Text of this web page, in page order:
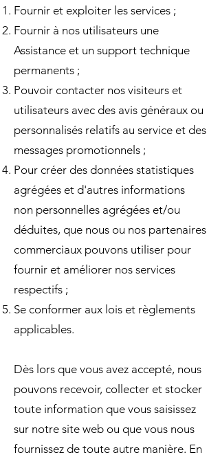
Fournir et exploiter les services ;
Fournir à nos utilisateurs une
Assistance et un support technique
permanents ;
Pouvoir contacter nos visiteurs et
utilisateurs avec des avis généraux ou
personnalisés relatifs au service et des
messages promotionnels ;
Pour créer des données statistiques
agrégées et d'autres informations
non personnelles agrégées et/ou
déduites, que nous ou nos partenaires
commerciaux pouvons utiliser pour
fournir et améliorer nos services
respectifs ;
Se conformer aux lois et règlements
applicables.
Dès lors que vous avez accepté, nous
pouvons recevoir, collecter et stocker
toute information que vous saisissez
sur notre site web ou que vous nous
fournissez de toute autre manière. En